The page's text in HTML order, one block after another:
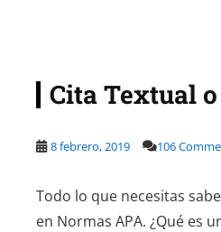
Cita Textual
8 febrero, 2019 106
Todo lo que necesitas
en Normas APA. ¿Qué es